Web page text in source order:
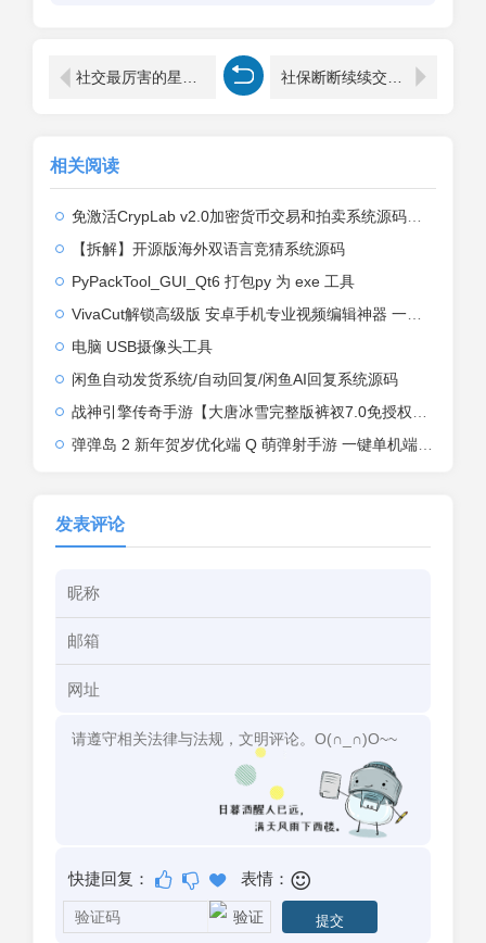
社交最厉害的星座人物(四个社交牛逼症的星座) 社保断断续续交有用吗（公司社保断断续续缴纳是否有用）
相关阅读
免激活CrypLab v2.0加密货币交易和拍卖系统源码，前台新增中文后台全部汉化
【拆解】开源版海外双语言竞猜系统源码
PyPackTool_GUI_Qt6 打包py 为 exe 工具
VivaCut解锁高级版 安卓手机专业视频编辑神器 一键式AI加持
电脑 USB摄像头工具
闲鱼自动发货系统/自动回复/闲鱼AI回复系统源码
战神引擎传奇手游【大唐冰雪完整版裤衩7.0免授权】2026整理特色服务端+寒冬之城+万象古城+天威大陆+大唐盛世【站长亲测】
弹弹岛 2 新年贺岁优化端 Q 萌弹射手游 一键单机端 + Linux 手工端 + GM 后台 + 安卓 iOS 双端带教程
发表评论
快捷回复： 表情：